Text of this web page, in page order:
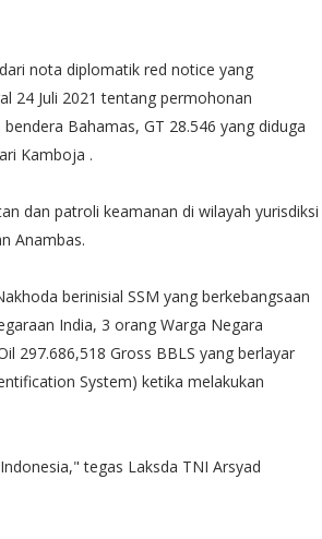
nota diplomatik red notice yang
24 Juli 2021 tentang permohonan
Bahamas, GT 28.546 yang diduga
Kamboja .
dan patroli keamanan di wilayah yurisdiksi
Anambas.
berinisial SSM yang berkebangsaan
India, 3 orang Warga Negara
297.686,518 Gross BBLS yang berlayar
System) ketika melakukan
tegas Laksda TNI Arsyad